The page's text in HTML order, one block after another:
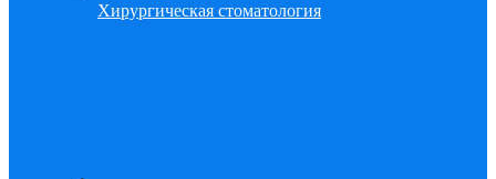
Хирургическая стоматология